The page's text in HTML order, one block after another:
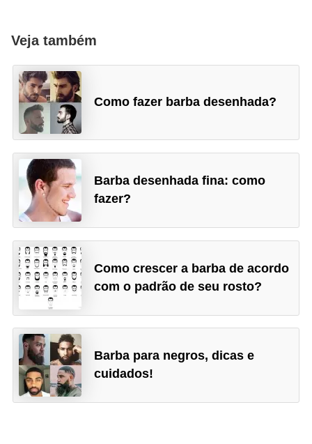
Veja também
Como fazer barba desenhada?
Barba desenhada fina: como
fazer?
Como crescer a barba de acordo
com o padrão de seu rosto?
Barba para negros, dicas e
cuidados!